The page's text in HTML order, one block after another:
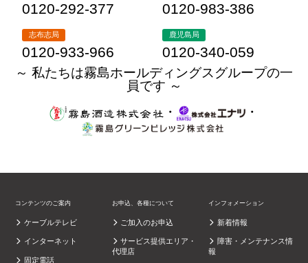
0120-292-377 0120-983-386
志布志局
0120-933-966
鹿児島局
0120-340-059
～ 私たちは霧島ホールディングスグループの一
員です ～
・
・
コンテンツのご案内
ケーブルテレビ
インターネット
固定電話
お申込、各種について
ご加入のお申込
サービス提供エリア・
代理店
インフォメーション
新着情報
障害・メンテナンス情
報